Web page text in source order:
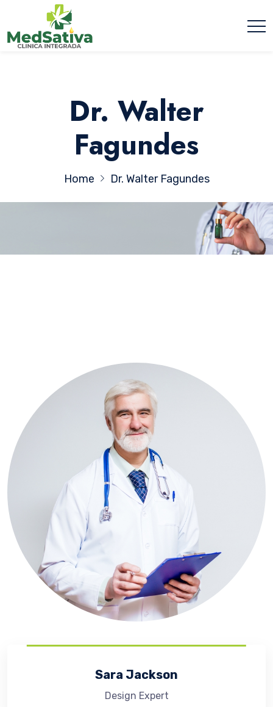
Dr. Walter
Fagundes
Home Dr. Walter Fagundes
Sara Jackson
Design Expert